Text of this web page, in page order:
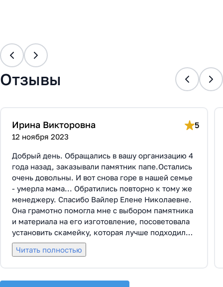
Отзывы
Ирина Викторовна 5
12 ноября 2023
Добрый день. Обращались в вашу организацию 4
года назад, заказывали памятник папе.Остались
очень довольны. И вот снова горе в нашей семье
- умерла мама... Обратились повторно к тому же
менеджеру. Спасибо Вайлер Елене Николаевне.
Она грамотно помогла мне с выбором памятника
и материала на его изготовление, посоветовала
установить скамейку, которая лучше подходила
по общему дизайну. Вышли на улицу, посмотрели
представленные варианты, я определилась с
Читать полностью